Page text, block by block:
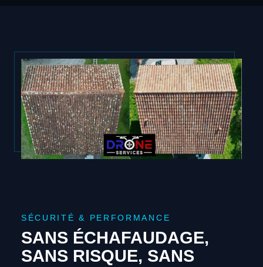
SÉCURITÉ & PERFORMANCE
SANS ÉCHAFAUDAGE,
SANS RISQUE, SANS